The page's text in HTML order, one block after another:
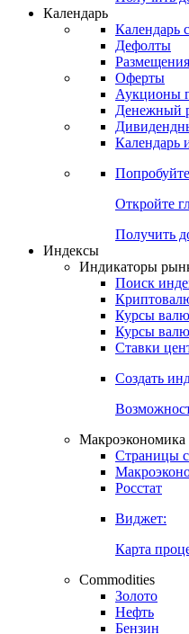
Откройте
Получить
Календарь
Календарь
Дефолты
Размещения
Оферты
Денежный
Календарь
Откройте
Получить
Индикаторы
Поиск
Курсы
Ставки
Создать
Страницы
Росстат
Виджет:
Карта